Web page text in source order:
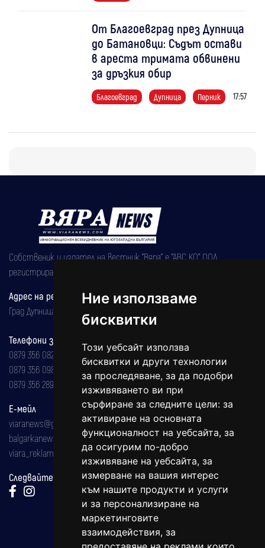
Ние използваме
бисквитки
Този уебсайт използва
бисквитки и други технологии
за проследяване, за да подобри
изживяването ви при
сърфиране за следните цели: за
активиране на основната
функционалност на уебсайта, за
да осигурим по-добро
изживяване на уебсайта, за
измерване на вашия интерес
към нашите продукти и услуги
и за персонализиране на
маркетинговите
взаимодействия, за
От Благоевград през Дупница
до Батановци: Съдът остави
в ареста тримата обвинени
за дръзкия обир
Благоевград Дупница Перник 17:57
Собственик и издател на вестник "Вяра" е "АВС КО" ООД,
регистрирана на 08.05.2002 година.
Адрес на редакцията
Град Дупница, ул.''Христо Ботев" 43
Телефони за реклама и абонаменти
0879 356 082
0879 356 098
0879 356 289
Е-мейл
viaranews@gmail.com
balgarkanews@gmail.com
viara_reklama@mail.bg
Следвайте ни: